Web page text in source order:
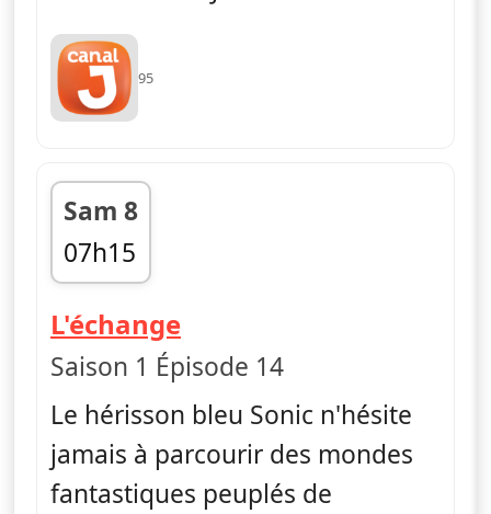
95
Sam 8
07h15
fin 07h25
L'échange— Sonic Boom
Saison 1 Épisode 14
Le hérisson bleu Sonic n'hésite
jamais à parcourir des mondes
fantastiques peuplés de